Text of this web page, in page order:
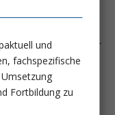
in severely
und
fachspezifische
Fortbildung zu